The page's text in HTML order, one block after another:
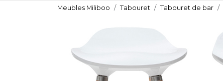
Meubles Miliboo Tabouret Tabouret de bar